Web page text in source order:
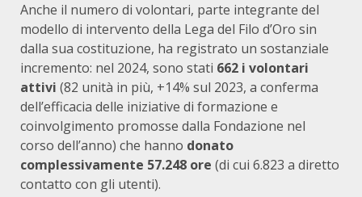
Anche il numero di volontari, parte integrante del
modello di intervento della Lega del Filo d’Oro sin
dalla sua costituzione, ha registrato un sostanziale
incremento: nel 2024, sono stati 662 i volontari
attivi (82 unità in più, +14% sul 2023, a conferma
dell’efficacia delle iniziative di formazione e
coinvolgimento promosse dalla Fondazione nel
corso dell’anno) che hanno donato
complessivamente 57.248 ore (di cui 6.823 a diretto
contatto con gli utenti).